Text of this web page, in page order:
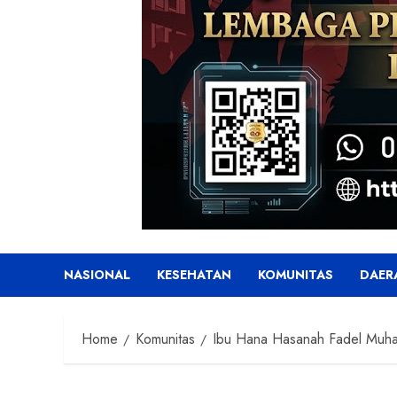
NASIONAL KESEHATAN KOMUNITAS
Home Komunitas Ibu Hana Hasanah Fadel